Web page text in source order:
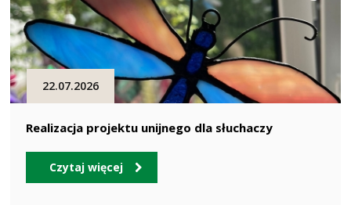
22.07.2026
Realizacja projektu unijnego dla słuchaczy
Czytaj więcej